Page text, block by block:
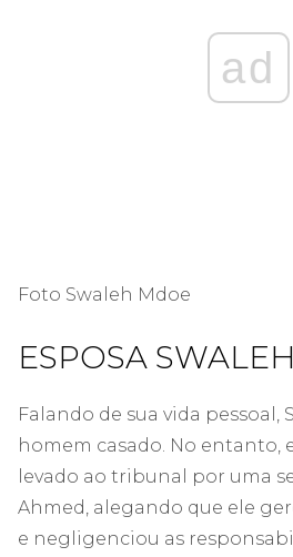
ad
Foto Swaleh Mdoe
ESPOSA
Falando de sua vida pessoal,
homem casado. No entanto,
levado ao tribunal por uma
Ahmed, alegando que ele
e negligenciou as